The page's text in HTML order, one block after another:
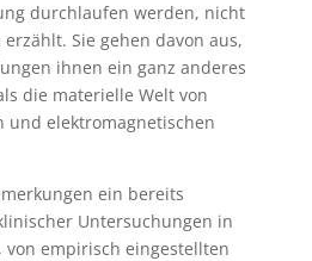
durchlaufen werden, nicht
Sie gehen davon aus,
ihnen ein ganz anderes
die materielle Welt von
und elektromagnetischen
ein bereits
Untersuchungen in
von empirisch eingestellten